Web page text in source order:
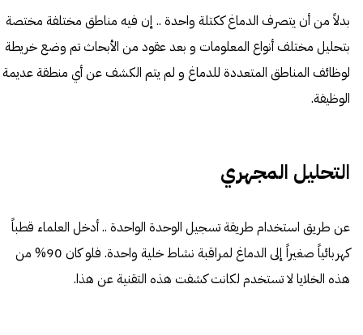
بدلاً من أن يتصرف الدماغ ككتلة واحدة .. إن فيه مناطق مختلفة مختصة
بتحليل مختلف أنواع المعلومات و بعد عقود من الأبحاث تم وضع خريطة
لوظائف المناطق المتعددة للدماغ و لم يتم الكشف عن أي منطقة عديمة
الوظيفة.
التحليل المجهري
عن طريق استخدام طريقة تسجيل الوحدة الواحدة .. أدخل العلماء قطباً
كهربائياً صغيراً إلى الدماغ لمراقبة نشاط خلية واحدة. فلو كان 90% من
هذه الخلايا لا تستخدم لكانت كشفت هذه التقنية عن هذا.